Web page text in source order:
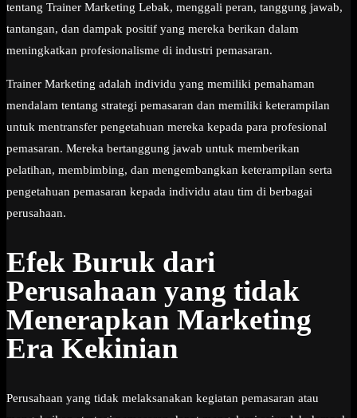
tentang Trainer Marketing Lebak, menggali peran, tanggung jawab,
tantangan, dan dampak positif yang mereka berikan dalam
meningkatkan profesionalisme di industri pemasaran.
Trainer Marketing adalah individu yang memiliki pemahaman
mendalam tentang strategi pemasaran dan memiliki keterampilan
untuk mentransfer pengetahuan mereka kepada para profesional
pemasaran. Mereka bertanggung jawab untuk memberikan
pelatihan, membimbing, dan mengembangkan keterampilan serta
pengetahuan pemasaran kepada individu atau tim di berbagai
perusahaan.
Efek Buruk dari
Perusahaan yang tidak
Menerapkan Marketing
Era Kekinian
Perusahaan yang tidak melaksanakan kegiatan pemasaran atau